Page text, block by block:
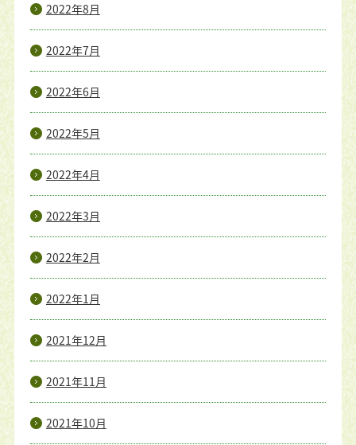
2022年8月
2022年7月
2022年6月
2022年5月
2022年4月
2022年3月
2022年2月
2022年1月
2021年12月
2021年11月
2021年10月